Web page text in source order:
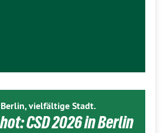
vielfältige Stadt.
CSD 2026 in Berlin